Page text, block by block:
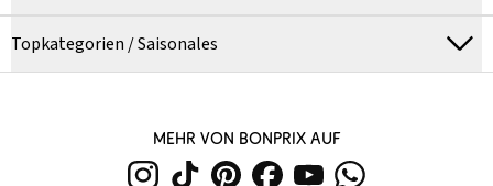
Topkategorien / Saisonales
MEHR VON BONPRIX AUF